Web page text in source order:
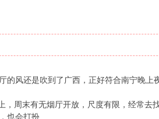
的风还是吹到了广西，正好符合南宁晚上
周末有无烟厅开放，尺度有限，经常去
也会打扮